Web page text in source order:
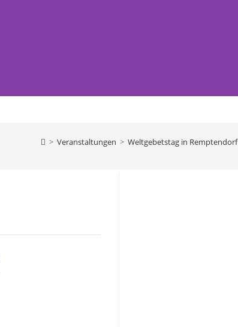
Thimmendorf, Weisbach
> Veranstaltungen > Weltgebetstag in Remptendorf